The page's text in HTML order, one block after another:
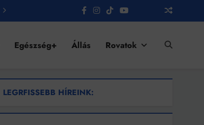
Egészség+ Állás Rovatok
LEGRFISSEBB HÍREINK: